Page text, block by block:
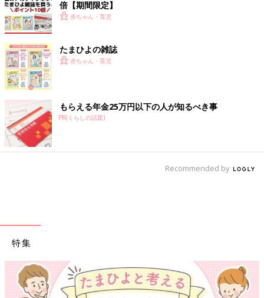
倍【期間限定】
赤ちゃん・育児
たまひよの雑誌
赤ちゃん・育児
もらえる年金25万円以下の人が知るべき事
PR(くらしの話題)
Recommended by
特集